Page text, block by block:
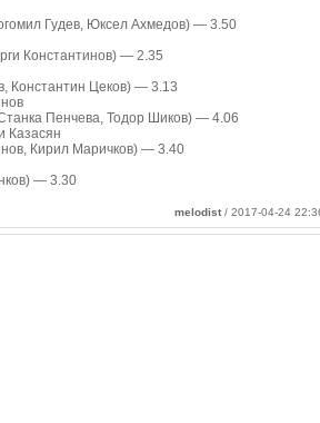
Гудев, Юксел Ахмедов) — 3.50
Константинов) — 2.35
Константин Цеков) — 3.13
Пенчева, Тодор Шиков) — 4.06
Казасян
Кирил Маричков) — 3.40
— 3.30
melodist / 2017-04-24